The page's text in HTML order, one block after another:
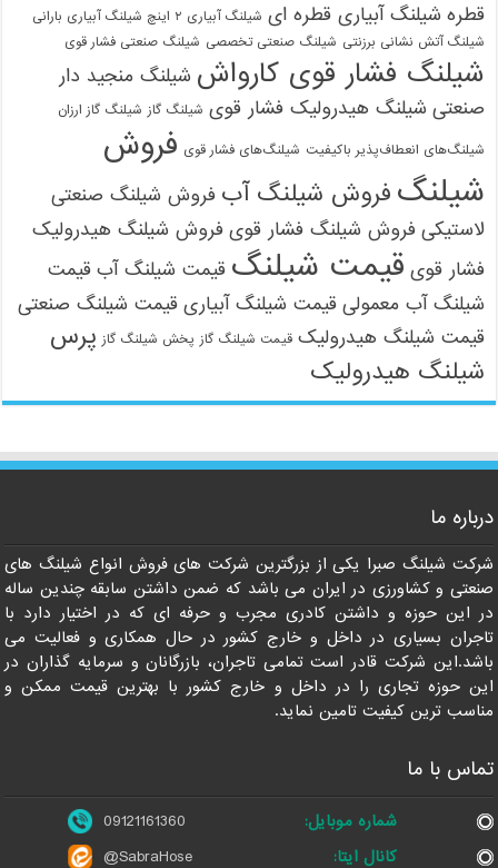
قطره شیلنگ آبیاری قطره ای شیلنگ آبیاری ۲ اینچ شیلنگ آبیاری بارانی
شیلنگ آتش نشانی برزنتی شیلنگ صنعتی تخصصی شیلنگ صنعتی فشار قوی
شیلنگ فشار قوی کارواش شیلنگ منجید دار
صنعتی شیلنگ هیدرولیک فشار قوی شیلنگ گاز شیلنگ گاز ارزان
شیلنگ‌های انعطاف‌پذیر باکیفیت شیلنگ‌های فشار قوی فروش
شیلنگ فروش شیلنگ آب فروش شیلنگ صنعتی
لاستیکی فروش شیلنگ فشار قوی فروش شیلنگ هیدرولیک
فشار قوی قیمت شیلنگ قیمت شیلنگ آب قیمت
شیلنگ آب معمولی قیمت شیلنگ آبیاری قیمت شیلنگ صنعتی
قیمت شیلنگ هیدرولیک قیمت شیلنگ گاز پخش شیلنگ گاز پرس
شیلنگ هیدرولیک
درباره ما
شرکت شیلنگ صبرا یکی از بزرگترین شرکت های فروش انواع شیلنگ های
صنعتی و کشاورزی در ایران می باشد که ضمن داشتن سابقه چندین ساله
در این حوزه و داشتن کادری مجرب و حرفه ای که در اختیار دارد با
تاجران بسیاری در داخل و خارج کشور در حال همکاری و فعالیت می
باشد.این شرکت قادر است تمامی تاجران، بازرگانان و سرمایه گذاران در
این حوزه تجاری را در داخل و خارج کشور با بهترین قیمت ممکن و
مناسب ترین کیفیت تامین نماید.
تماس با ما
شماره موبایل:
09121161360
کانال ایتا:
@SabraHose